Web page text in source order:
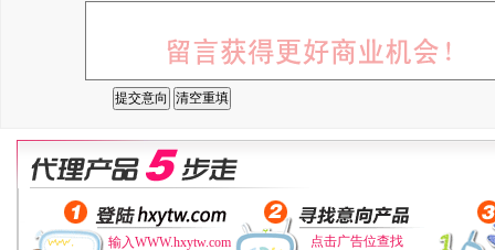
输入WWW.hxytw.com
点击广告位查找